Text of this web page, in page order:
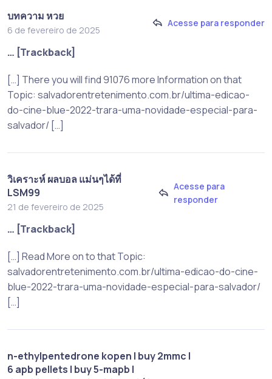
บทความ หวย
6 de fevereiro de 2025
Acesse para responder
… [Trackback]
[…] There you will find 91076 more Information on that
Topic: salvadorentretenimento.com.br/ultima-edicao-
do-cine-blue-2022-trara-uma-novidade-especial-para-
salvador/ […]
วิเคราะห์ ผลบอล แม่นๆได้ที่
LSM99
21 de fevereiro de 2025
Acesse para
responder
… [Trackback]
[…] Read More on to that Topic:
salvadorentretenimento.com.br/ultima-edicao-do-cine-
blue-2022-trara-uma-novidade-especial-para-salvador/
[…]
n-ethylpentedrone kopen | buy 2mmc |
6 apb pellets | buy 5-mapb |